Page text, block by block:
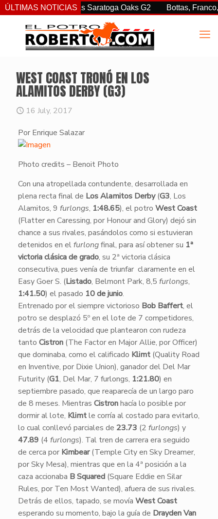
ÚLTIMAS NOTICIAS
sorprendió en las Saratoga Oaks G2 Bottas, Franco, y
WEST COAST TRONÓ EN LOS
ALAMITOS DERBY (G3)
16 July, 2017
Por Enrique Salazar
Photo credits – Benoit Photo
​Con una atropellada contundente, desarrollada en
plena recta final de Los Alamitos Derby(G3, Los
Alamitos, 9 furlongs, 1:48.65), el potro West Coast
(Flatter en Caressing, por Honour and Glory) dejó sin
chance a sus rivales, pasándolos como si estuvieran
detenidos en elfurlongfinal, para así obtener su 1ª
victoria clásica de grado, su 2ª victoria clásica
consecutiva, pues venía de triunfar claramente en el
Easy Goer S. (Listado, Belmont Park, 8,5 furlongs,
1:41.50) el pasado 10 de junio.
​Entrenado por el siempre victorioso Bob Baffert, el
potro se desplazó 5º en el lote de 7 competidores,
detrás de la velocidad que plantearon con rudeza
tanto Cistron(The Factor en Major Allie, por Officer)
que dominaba, como el calificado Klimt(Quality Road
en Inventive, por Dixie Union), ganador del Del Mar
Futurity (G1, Del Mar, 7 furlongs, 1:21.80) en
septiembre pasado, que reaparecía de un largo paro
de 8 meses. Mientras Cistronhacía lo posible por
dormir al lote, Klimtle corría al costado para evitarlo,
lo cual conllevó parciales de 23.73 (2 furlongs) y
47.89 (4 furlongs). Tal tren de carrera era seguido
de cerca por Kimbear(Temple City en Sky Dreamer,
por Sky Mesa), mientras que en la 4ª posición a la
caza accionaba B Squared(Square Eddie en Silar
Rules, por Ten Most Wanted), afuera de sus rivales.
Detrás de ellos, tapado, se movía West Coast
esperando su momento, bajo la guía de Drayden Van